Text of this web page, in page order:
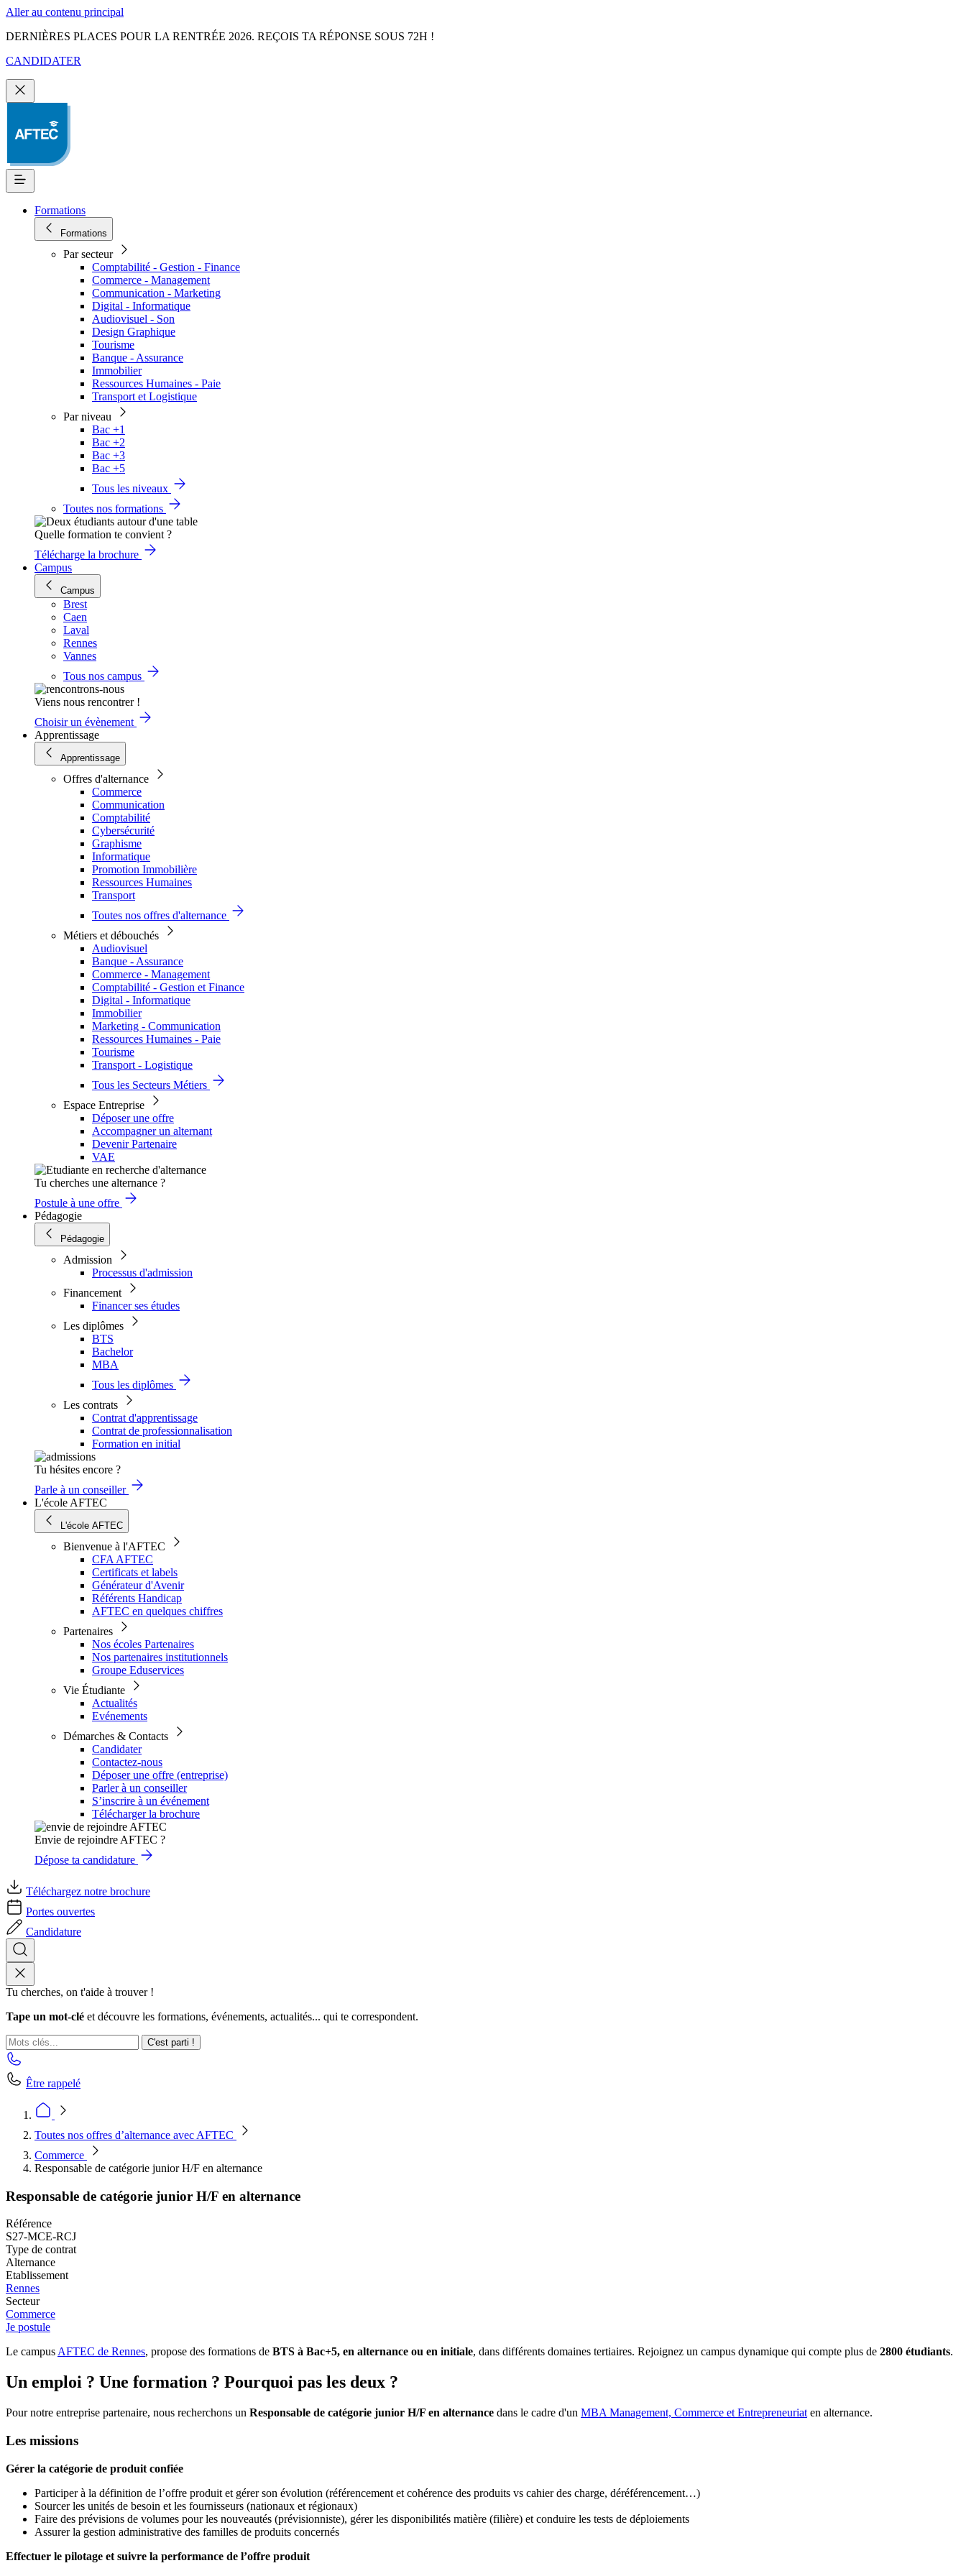
Aller au contenu principal
DERNIÈRES PLACES POUR LA RENTRÉE 2026. REÇOIS TA RÉPONSE SOUS 72H !
CANDIDATER
Formations
Formations
Par secteur
Comptabilité - Gestion - Finance
Commerce - Management
Communication - Marketing
Digital - Informatique
Audiovisuel - Son
Design Graphique
Tourisme
Banque - Assurance
Immobilier
Ressources Humaines - Paie
Transport et Logistique
Par niveau
Bac +1
Bac +2
Bac +3
Bac +5
Tous les niveaux
Toutes nos formations
Quelle formation te convient ?
Télécharge la brochure
Campus
Campus
Brest
Caen
Laval
Rennes
Vannes
Tous nos campus
Viens nous rencontrer !
Choisir un évènement
Apprentissage
Apprentissage
Offres d'alternance
Commerce
Communication
Comptabilité
Cybersécurité
Graphisme
Informatique
Promotion Immobilière
Ressources Humaines
Transport
Toutes nos offres d'alternance
Métiers et débouchés
Audiovisuel
Banque - Assurance
Commerce - Management
Comptabilité - Gestion et Finance
Digital - Informatique
Immobilier
Marketing - Communication
Ressources Humaines - Paie
Tourisme
Transport - Logistique
Tous les Secteurs Métiers
Espace Entreprise
Déposer une offre
Accompagner un alternant
Devenir Partenaire
VAE
Tu cherches une alternance ?
Postule à une offre
Pédagogie
Pédagogie
Admission
Processus d'admission
Financement
Financer ses études
Les diplômes
BTS
Bachelor
MBA
Tous les diplômes
Les contrats
Contrat d'apprentissage
Contrat de professionnalisation
Formation en initial
Tu hésites encore ?
Parle à un conseiller
L'école AFTEC
L'école AFTEC
Bienvenue à l'AFTEC
CFA AFTEC
Certificats et labels
Générateur d'Avenir
Référents Handicap
AFTEC en quelques chiffres
Partenaires
Nos écoles Partenaires
Nos partenaires institutionnels
Groupe Eduservices
Vie Étudiante
Actualités
Evénements
Démarches & Contacts
Candidater
Contactez-nous
Déposer une offre (entreprise)
Parler à un conseiller
S’inscrire à un événement
Télécharger la brochure
Envie de rejoindre AFTEC ?
Dépose ta candidature
Téléchargez notre brochure
Portes ouvertes
Candidature
Tu cherches, on t'aide à trouver !
Tape un mot-clé et découvre les formations, événements, actualités... qui te correspondent.
C'est parti !
Être rappelé
Toutes nos offres d’alternance avec AFTEC
Commerce
Responsable de catégorie junior H/F en alternance
Responsable de catégorie junior H/F en alternance
Référence
S27-MCE-RCJ
Type de contrat
Alternance
Etablissement
Rennes
Secteur
Commerce
Je postule
Le campusAFTEC de Rennes, propose des formations de BTS à Bac+5, en alternance ou en initiale, dans différents domaines tertiaires. Rejoignez un campus dynamique qui compte plus de 2800 étudiants.
Un emploi ? Une formation ? Pourquoi pas les deux ?
Pour notre entreprise partenaire, nous recherchons un Responsable de catégorie junior H/F en alternance dans le cadre d'un MBA Management, Commerce et Entrepreneuriat en alternance.
Les missions
Gérer la catégorie de produit confiée
Participer à la définition de l’offre produit et gérer son évolution (référencement et cohérence des produits vs cahier des charge, déréférencement…)
Sourcer les unités de besoin et les fournisseurs (nationaux et régionaux)
Faire des prévisions de volumes pour les nouveautés (prévisionniste), gérer les disponibilités matière (filière) et conduire les tests de déploiements
Assurer la gestion administrative des familles de produits concernés
Effectuer le pilotage et suivre la performance de l’offre produit